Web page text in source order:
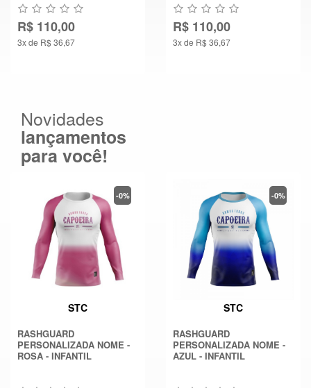
R$ 110,00
3x de R$ 36,67
R$ 110,00
3x de R$ 36,67
Novidades
lançamentos
para você!
STC
RASHGUARD
PERSONALIZADA NOME -
ROSA - INFANTIL
-0%
STC
RASHGUARD
PERSONALIZADA NOME -
AZUL - INFANTIL
-0%